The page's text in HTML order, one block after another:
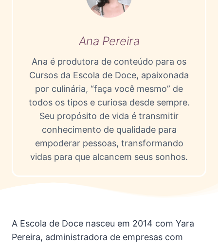
Ana Pereira
Ana é produtora de conteúdo para os
Cursos da Escola de Doce, apaixonada
por culinária, “faça você mesmo” de
todos os tipos e curiosa desde sempre.
Seu propósito de vida é transmitir
conhecimento de qualidade para
empoderar pessoas, transformando
vidas para que alcancem seus sonhos.
A Escola de Doce nasceu em 2014 com Yara
Pereira, administradora de empresas com